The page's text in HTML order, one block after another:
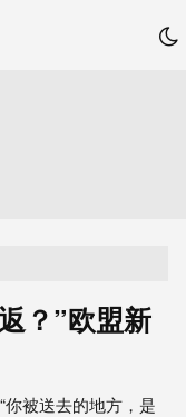
？”欧盟新
你被送去的地方，是